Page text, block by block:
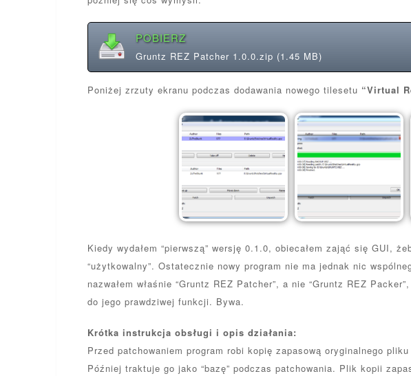
POBIERZ
Gruntz REZ Patcher 1.0.0.zip (1.45 MB)
Poniżej zrzuty ekranu podczas dodawania nowego tilesetu “Virtual
Kiedy wydałem “pierwszą” wersję 0.1.0, obiecałem zająć się GUI,
“użytkowalny”. Ostatecznie nowy program nie ma jednak nic
nazwałem właśnie “Gruntz REZ Patcher”, a nie “Gruntz REZ
do jego prawdziwej funkcji. Bywa.
Krótka instrukcja obsługi i opis działania:
Przed patchowaniem program robi kopię zapasową oryginalnego
Później traktuje go jako “bazę” podczas patchowania. Plik kopii